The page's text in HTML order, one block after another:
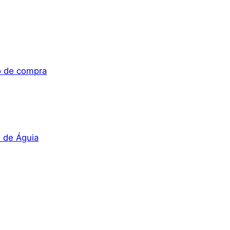
de compra
de Águia